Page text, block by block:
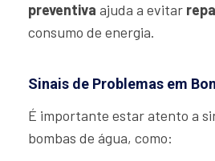
preventiva ajuda a evitar
consumo de energia.
Sinais de Problemas em
É importante estar atento a
bombas de água, como: